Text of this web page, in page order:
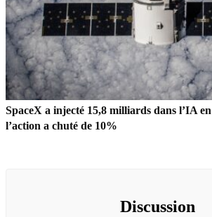
SpaceX a injecté 15,8 milliards dans l’IA
l’action a chuté de 10%
Discussion